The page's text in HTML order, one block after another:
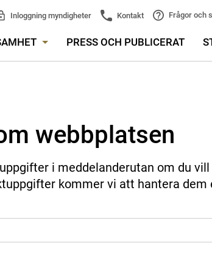
Inloggning myndigheter Kontakt Frågor och
PRESS OCH PUBLICERAT
webbplatsen
i meddelanderutan om du
kommer vi att hantera dem